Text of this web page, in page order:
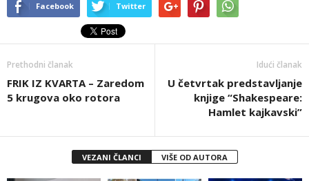
Facebook Twitter
Prethodni članak
FRIK IZ KVARTA – Zaredom
5 krugova oko rotora
Idući članak
U četvrtak predstavljanje
knjige “Shakespeare:
Hamlet kajkavski”
VEZANI ČLANCI VIŠE OD AUTORA